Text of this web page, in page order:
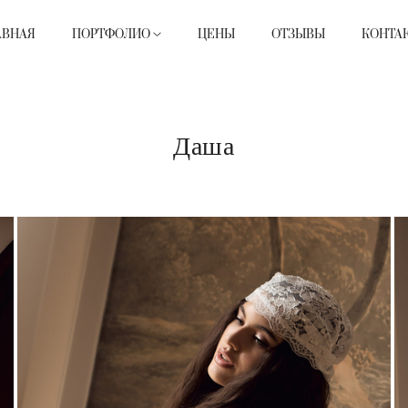
ПОРТФОЛИО ЦЕНЫ ОТЗЫВЫ
Даша